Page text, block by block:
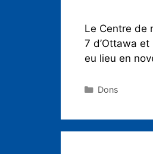
Le Centre de
7 d’Ottawa
eu lieu en
Dons